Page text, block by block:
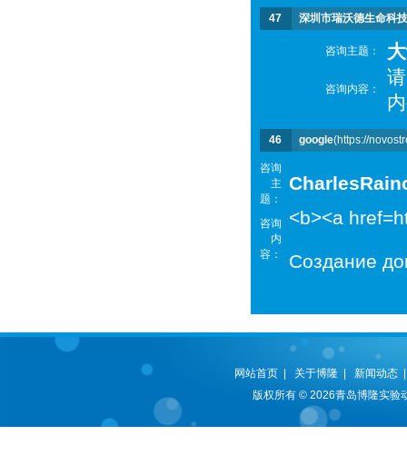
47 深圳市瑞沃德生命科技
咨询主题：
咨询内容：
46 google(https://
咨询
主
题：
咨询
内
容：
<b><a
Создание
网站首页 关于博隆 |新闻动态
版权所有 © 2026青岛博隆实验